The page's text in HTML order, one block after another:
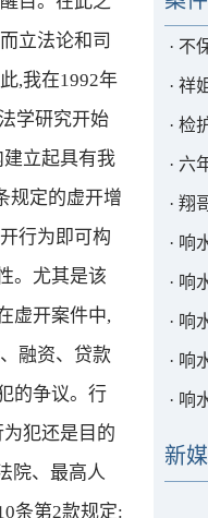
立法论和司
,我在1992年
学研究开始
立起具有我
规定的虚开增
行为即可构
。尤其是该
虚开案件中,
融资、贷款
的争议。行
犯还是目的
院、最高人
条第2款规定:
· 不
· 祥
· 检
· 六
· 翔
· 响
起公
· 响
起公
· 响
疑人
· 响
诈骗
· 响
新